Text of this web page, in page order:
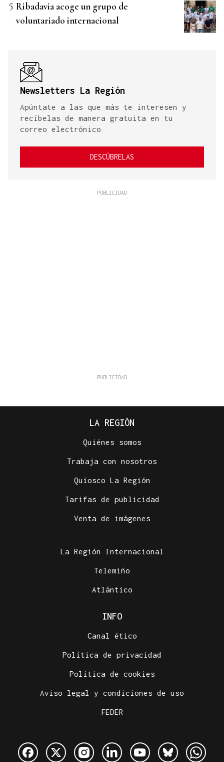
Ribadavia acoge un grupo de
voluntariado internacional
Newsletters La Región
Apúntate a las que más te interesen y
recíbelas de manera gratuita en tu
correo electrónico
DESCÚBRELAS
LA REGIÓN
Quiénes somos
Trabaja con nosotros
Quiosco La Región
Tarifas de publicidad
Venta de imágenes
La Región Internacional
Telemiño
Atlántico
INFO
Canal ético
Política de privacidad
Política de cookies
Aviso legal y condiciones de uso
FEDER